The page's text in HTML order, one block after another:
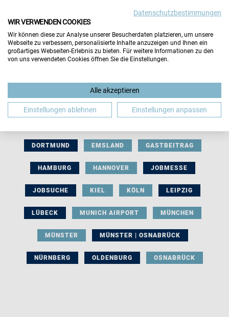
BERUFLICHE ORIENTIERUNG BEWERBUNG
DORTMUND EMSLAND GASTBEITRAG
HAMBURG HANNOVER JOBMESSE
JOBSUCHE KIEL KÖLN LEIPZIG
LÜBECK MUNICH AIRPORT MÜNCHEN
MÜNSTER MÜNSTER | OSNABRÜCK
NÜRNBERG OLDENBURG OSNABRÜCK
Datenschutzbestimmungen
WIR VERWENDEN COOKIES
Wir können diese zur Analyse unserer Besucherdaten platzieren, um unsere
Webseite zu verbessern, personalisierte Inhalte anzuzeigen und Ihnen ein
großartiges Webseiten-Erlebnis zu bieten. Für weitere Informationen zu den
von uns verwendeten Cookies öffnen Sie die Einstellungen.
Alle akzeptieren
Einstellungen ablehnen Einstellungen anpassen